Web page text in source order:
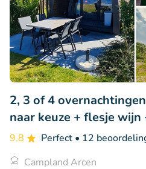
2, 3 of 4
naar keuze + flesje wijn
9.8 Perfect • 12
Campland Arcen